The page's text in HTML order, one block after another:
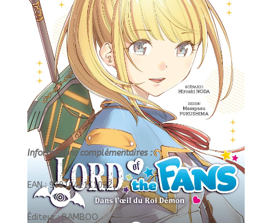
THE
FANS
Informations complémentaires :
EAN : 9791041111022
Éditeur : BAMBOO